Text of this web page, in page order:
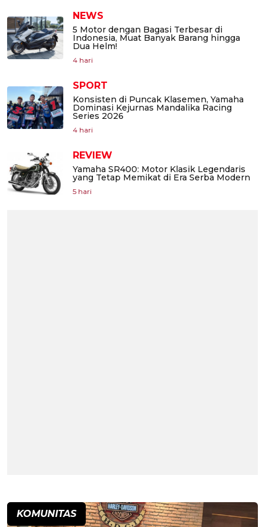
NEWS
5 Motor dengan Bagasi Terbesar di
Indonesia, Muat Banyak Barang hingga
Dua Helm!
4 hari
SPORT
Konsisten di Puncak Klasemen, Yamaha
Dominasi Kejurnas Mandalika Racing
Series 2026
4 hari
REVIEW
Yamaha SR400: Motor Klasik Legendaris
yang Tetap Memikat di Era Serba Modern
5 hari
KOMUNITAS